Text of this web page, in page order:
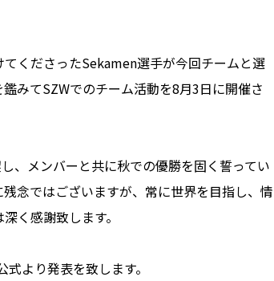
くださったSekamen選手が今回チームと選
みてSZWでのチーム活動を8月3日に開催さ
、メンバーと共に秋での優勝を固く誓ってい
念ではございますが、常に世界を目指し、情
く感謝致します。
より発表を致します。